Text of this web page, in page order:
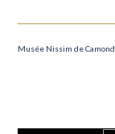
Musée Nissim de